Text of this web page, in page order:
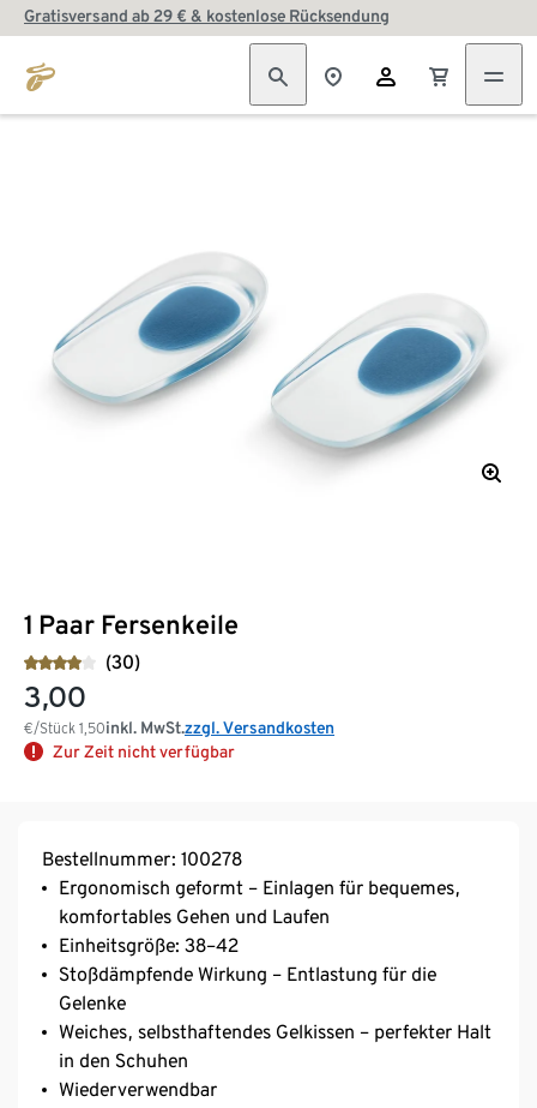
Gratisversand ab 29 € & kostenlose Rücksendung
1 Paar Fersenkeile
(30)
3,00
€/Stück 1,50inkl. MwSt.zzgl. Versandkosten
Zur Zeit nicht verfügbar
Bestellnummer: 100278
Ergonomisch geformt – Einlagen für bequemes,
komfortables Gehen und Laufen
Einheitsgröße: 38–42
Stoßdämpfende Wirkung – Entlastung für die
Gelenke
Weiches, selbsthaftendes Gelkissen – perfekter Halt
in den Schuhen
Wiederverwendbar